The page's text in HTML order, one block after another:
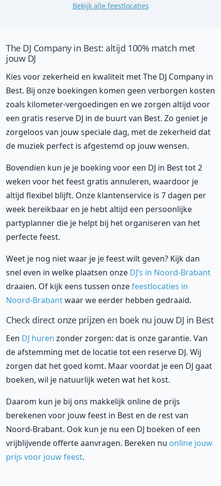
Bekijk alle feestlocaties
The DJ Company in Best: altijd 100% match met
jouw DJ
Kies voor zekerheid en kwaliteit met The DJ Company in
Best. Bij onze boekingen komen geen verborgen kosten
zoals kilometer-vergoedingen en we zorgen altijd voor
een gratis reserve DJ in de buurt van Best. Zo geniet je
zorgeloos van jouw speciale dag, met de zekerheid dat
de muziek perfect is afgestemd op jouw wensen.
Bovendien kun je je boeking voor een DJ in Best tot 2
weken voor het feest gratis annuleren, waardoor je
altijd flexibel blijft. Onze klantenservice is 7 dagen per
week bereikbaar en je hebt altijd een persoonlijke
partyplanner die je helpt bij het organiseren van het
perfecte feest.
Weet je nog niet waar je je feest wilt geven? Kijk dan
snel even in welke plaatsen onze DJ’s in Noord-Brabant
draaien. Of kijk eens tussen onzefeestlocaties in
Noord-Brabantwaar we eerder hebben gedraaid.
Check direct onze prijzen en boek nu jouw DJ in Best
Een DJ huren zonder zorgen: dat is onze garantie. Van
de afstemming met de locatie tot een reserve DJ. Wij
zorgen dat het goed komt. Maar voordat je een DJ gaat
boeken, wil je natuurlijk weten wat het kost.
Daarom kun je bij ons makkelijk online de prijs
berekenen voor jouw feest in Best en de rest van
Noord-Brabant. Ook kun je nu een DJ boeken of een
vrijblijvende offerte aanvragen. Bereken nu online jouw
prijs voor jouw feest.